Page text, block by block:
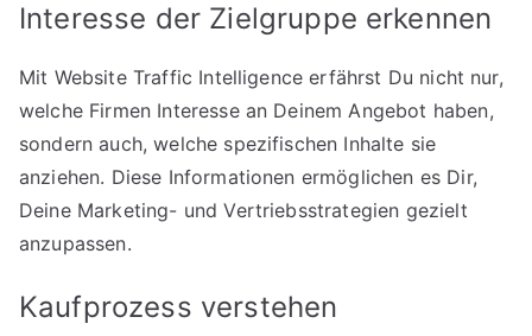
Interesse der Zielgruppe erkennen
Mit Website Traffic Intelligence erfährst Du nicht nur,
welche Firmen Interesse an Deinem Angebot haben,
sondern auch, welche spezifischen Inhalte sie
anziehen. Diese Informationen ermöglichen es Dir,
Deine Marketing- und Vertriebsstrategien gezielt
anzupassen.
Kaufprozess verstehen